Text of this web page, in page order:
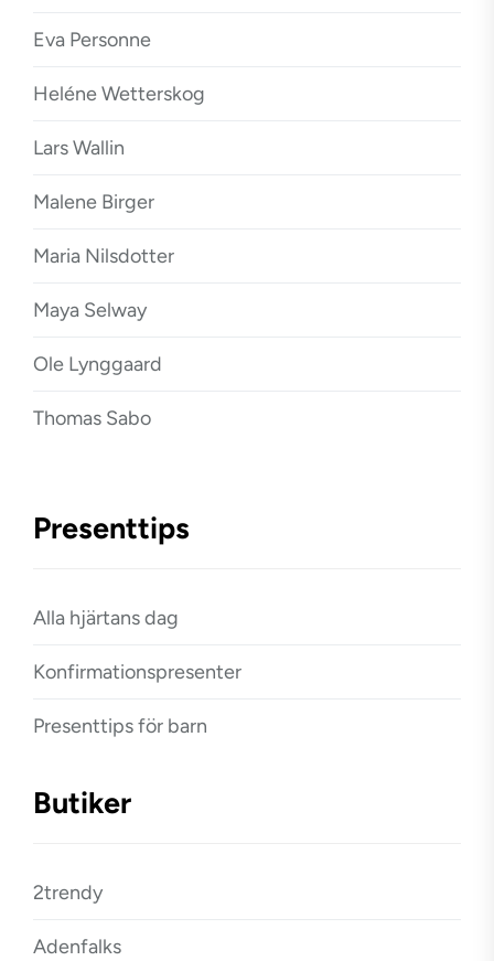
Eva Personne
Heléne Wetterskog
Lars Wallin
Malene Birger
Maria Nilsdotter
Maya Selway
Ole Lynggaard
Thomas Sabo
Presenttips
Alla hjärtans dag
Konfirmationspresenter
Presenttips för barn
Butiker
2trendy
Adenfalks